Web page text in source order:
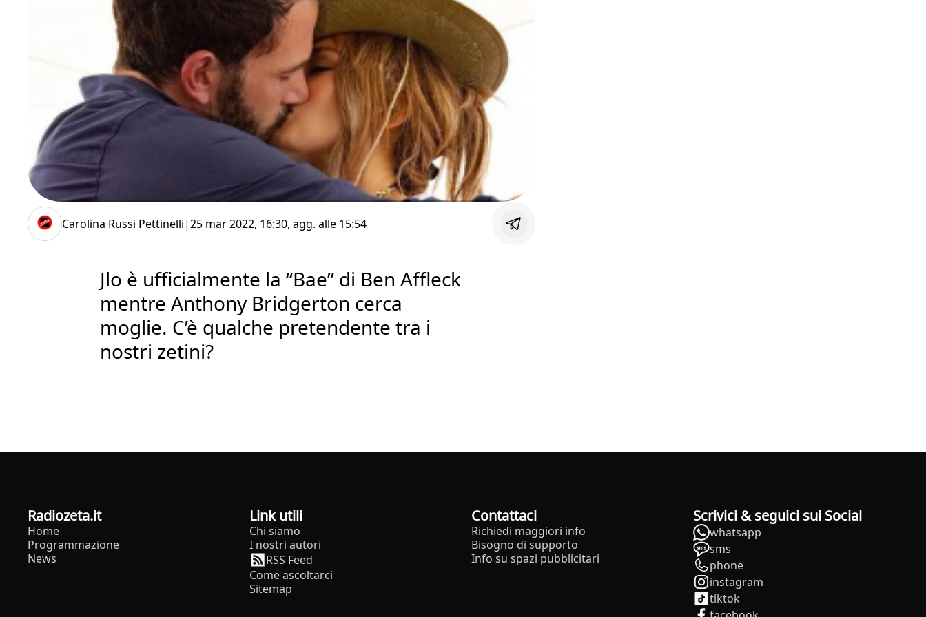
Carolina Russi Pettinelli|25 mar 2022, 16:30, agg. alle 15:54
Jlo è ufficialmente la “Bae” di Ben Affleck
mentre Anthony Bridgerton cerca
moglie. C’è qualche pretendente tra i
nostri zetini?
radiozeta.it
Home
Programmazione
News
Link utili
Chi siamo
I nostri autori
RSS Feed
Come ascoltarci
Sitemap
Contattaci
Richiedi maggiori info
Bisogno di supporto
Info su spazi pubblicitari
Scrivici & seguici sui Social
whatsapp
sms
phone
instagram
tiktok